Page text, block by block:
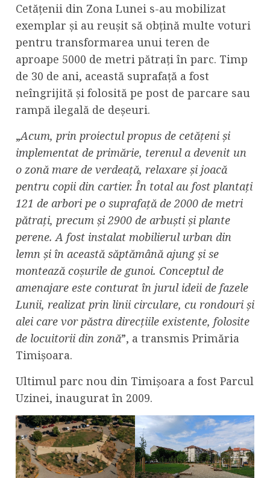
Cetățenii din Zona Lunei s-au mobilizat
exemplar și au reușit să obțină multe voturi
pentru transformarea unui teren de
aproape 5000 de metri pătrați în parc. Timp
de 30 de ani, această suprafață a fost
neîngrijită și folosită pe post de parcare sau
rampă ilegală de deșeuri.
„Acum, prin proiectul propus de cetățeni și
implementat de primărie, terenul a devenit un
o zonă mare de verdeață, relaxare și joacă
pentru copii din cartier. În total au fost plantați
121 de arbori pe o suprafață de 2000 de metri
pătrați, precum și 2900 de arbuști și plante
perene. A fost instalat mobilierul urban din
lemn și în această săptămână ajung și se
montează coșurile de gunoi. Conceptul de
amenajare este conturat în jurul ideii de fazele
Lunii, realizat prin linii circulare, cu rondouri și
alei care vor păstra direcțiile existente, folosite
de locuitorii din zonă”, a transmis Primăria
Timișoara.
Ultimul parc nou din Timișoara a fost Parcul
Uzinei, inaugurat în 2009.